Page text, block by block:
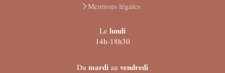
Mentions légales
Le lundi
14h-18h30
Du mardi au vendredi